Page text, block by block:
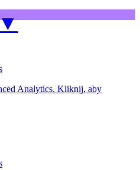
Analytics. Kliknij, aby